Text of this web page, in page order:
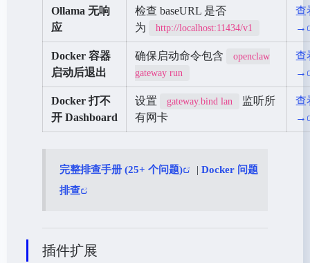
Ollama 无响
应
检查 baseURL 是否
为
http://localhost:11434/v1
查
→
Docker 容器
启动后退出
确保启动命令包含
openclaw
gateway run
查
→
Docker 打不
开 Dashboard
设置 gateway.bind lan
监听所
有网卡
查
→
完整排查手册 (25+ 个问题) | Docker 问题
排查
插件扩展